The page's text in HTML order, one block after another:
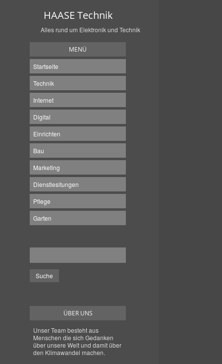
HAASE Technik
Alles rund um Elektronik und Technik
MENÜ
Startseite
Technik
Internet
Digital
Einrichten
Bau
Marketing
Dienstlesitungen
Pflege
Garten
ÜBER UNS
Unser Team besteht aus
Menschen die sich Gedanken
über unsere Welt und damit über
den Klimawandel machen.